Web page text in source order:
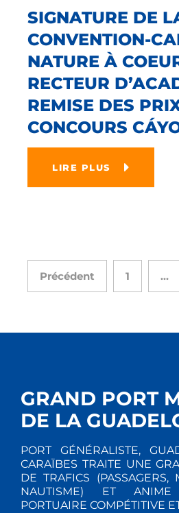
SIGNATURE DE
CONVENTION-
NATURE À
RECTEUR
REMISE DES
CONCOURS
LIRE PLUS
Précédent 1 …
GRAND PORT
DE LA
PORT GÉNÉRALISTE,
CARAÏBES TRAITE UNE
DE TRAFICS (PASSAGERS,
NAUTISME) ET
PORTUAIRE COMPÉTITIVE